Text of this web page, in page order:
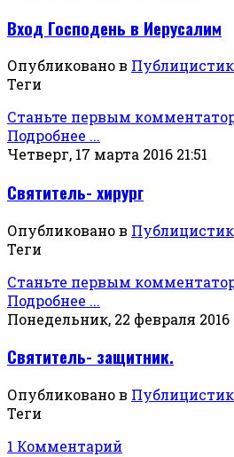
Вход Господень в Иерусалим
Опубликовано в
Теги
Станьте первым
Подробнее ...
Четверг, 17 марта 2016 21:51
Святитель- хирург
Опубликовано в
Теги
Станьте первым
Подробнее ...
Понедельник, 22 февраля 2016
Святитель- защитник.
Опубликовано в
Теги
1 Комментарий